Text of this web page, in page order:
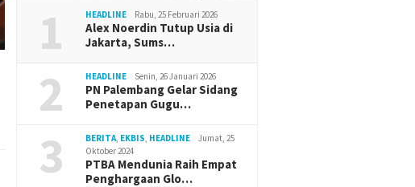
1 HEADLINE Rabu, 25 Februari 2026
Alex Noerdin Tutup Usia di
Jakarta, Sums…
2 HEADLINE Senin, 26 Januari 2026
PN Palembang Gelar Sidang
Penetapan Gugu…
3 BERITA, EKBIS, HEADLINE
Jumat, 25
Oktober 2024
PTBA Mendunia Raih Empat
Penghargaan Glo…